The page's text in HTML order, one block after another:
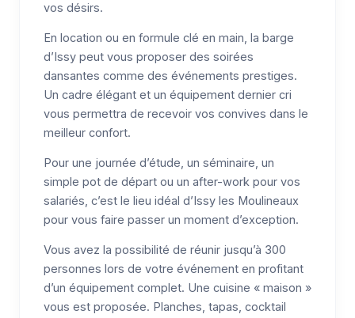
vos désirs.
En location ou en formule clé en main, la barge
d’Issy peut vous proposer des soirées
dansantes comme des événements prestiges.
Un cadre élégant et un équipement dernier cri
vous permettra de recevoir vos convives dans le
meilleur confort.
Pour une journée d’étude, un séminaire, un
simple pot de départ ou un after-work pour vos
salariés, c’est le lieu idéal d’Issy les Moulineaux
pour vous faire passer un moment d’exception.
Vous avez la possibilité de réunir jusqu’à 300
personnes lors de votre événement en profitant
d’un équipement complet. Une cuisine « maison »
vous est proposée. Planches, tapas, cocktail